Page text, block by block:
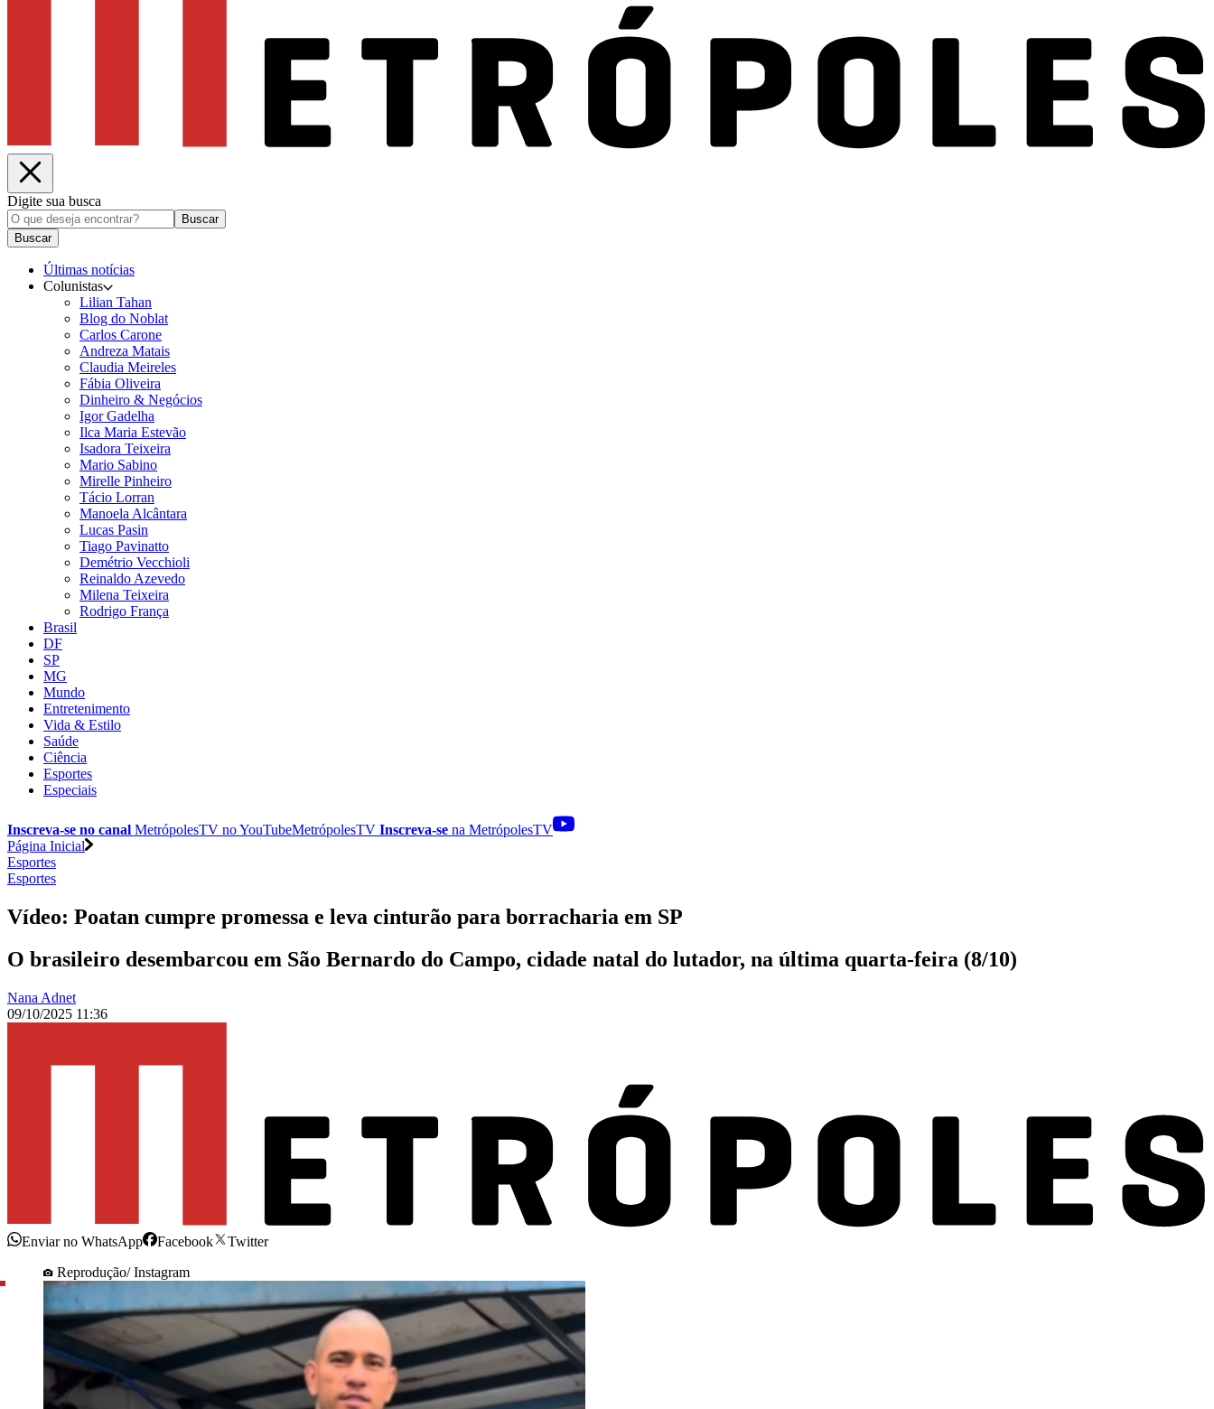
Digite sua busca
Buscar
Buscar
Últimas notícias
Colunistas
Lilian Tahan
Blog do Noblat
Carlos Carone
Andreza Matais
Claudia Meireles
Fábia Oliveira
Dinheiro & Negócios
Igor Gadelha
Ilca Maria Estevão
Isadora Teixeira
Mario Sabino
Mirelle Pinheiro
Tácio Lorran
Manoela Alcântara
Lucas Pasin
Tiago Pavinatto
Demétrio Vecchioli
Reinaldo Azevedo
Milena Teixeira
Rodrigo França
Brasil
DF
SP
MG
Mundo
Entretenimento
Vida & Estilo
Saúde
Ciência
Esportes
Especiais
Inscreva-se no canal MetrópolesTV noYouTubeMetrópolesTV Inscreva-se na MetrópolesTV
Página Inicial
Esportes
Esportes
Vídeo: Poatan cumpre promessa e leva cinturão para borracharia em SP
O brasileiro desembarcou em São Bernardo do Campo, cidade natal do lutador, na última quarta-feira (8/10)
Nana Adnet
09/10/2025 11:36
Enviar no WhatsApp Facebook
Twitter
Reprodução/ Instagram